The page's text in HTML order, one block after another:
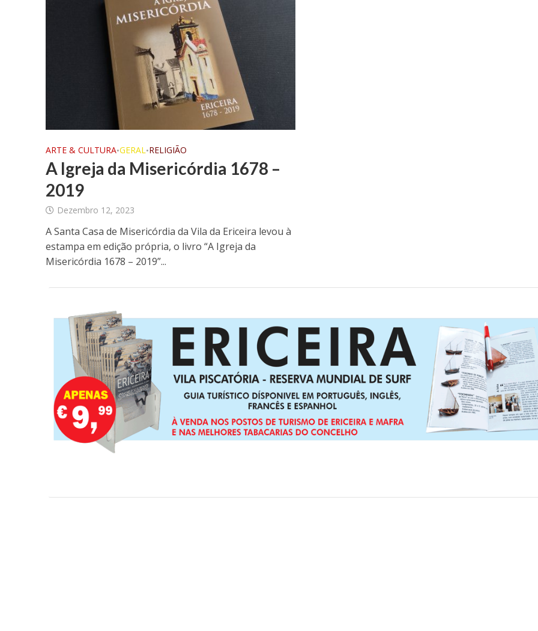
ARTE & CULTURA•GERAL•RELIGIÃO
A Igreja da Misericórdia 1678 –
2019
Dezembro 12, 2023
A Santa Casa de Misericórdia da Vila da Ericeira levou à
estampa em edição própria, o livro “A Igreja da
Misericórdia 1678 – 2019”...